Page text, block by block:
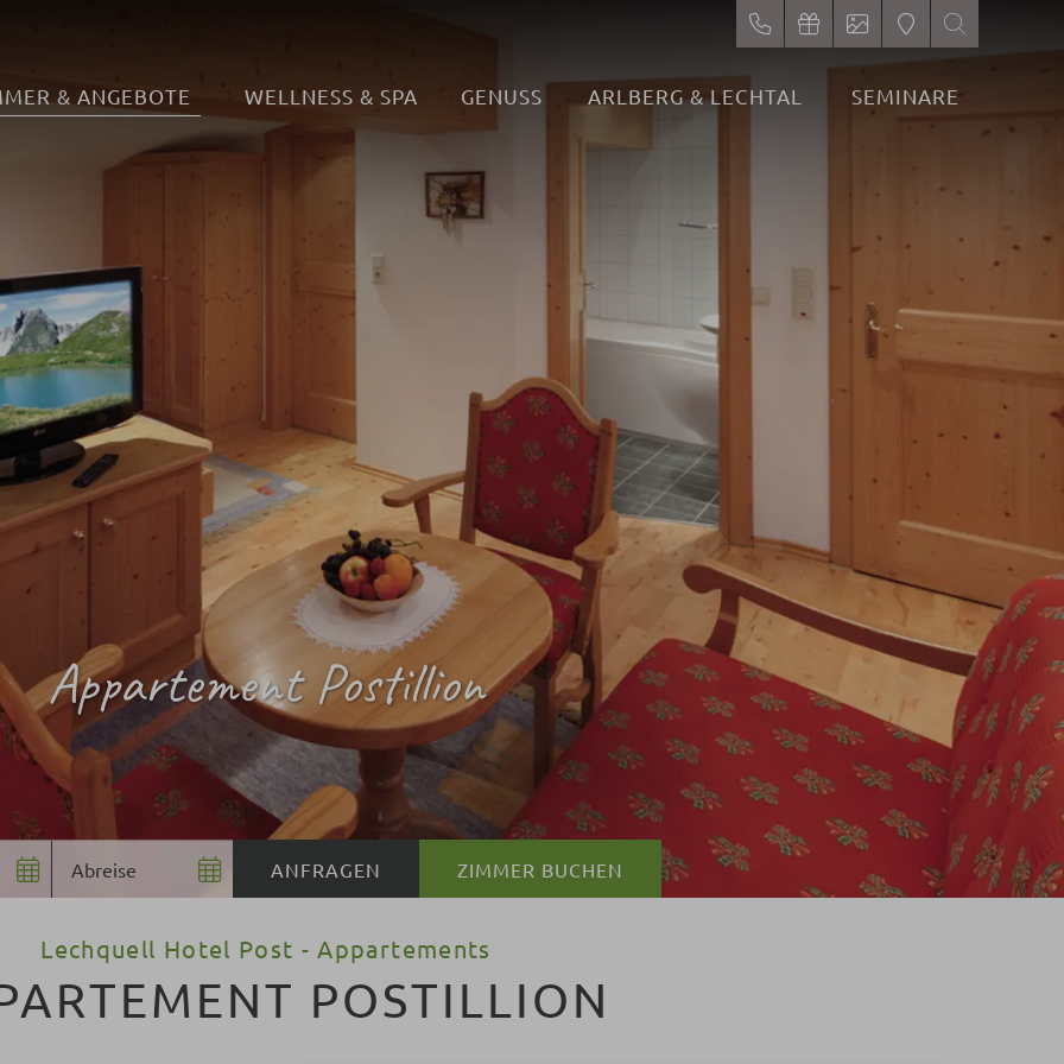
& ANGEBOTE WELLNESS & SPA GENUSS ARLBERG & LECHTAL SEMINARE
Appartement Postillion
ZIMMER BUCHEN
Lechquell Hotel Post - Appartements
POSTILLION